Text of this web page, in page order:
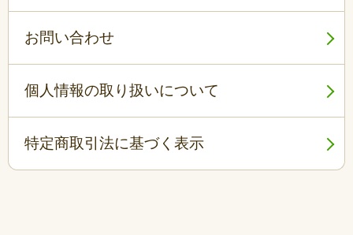
お問い合わせ
個人情報の取り扱いについて
特定商取引法に基づく表示